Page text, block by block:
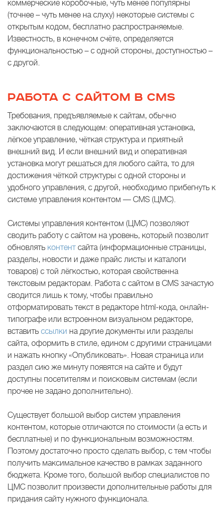
коммерческие коробочные, чуть менее популярны
(точнее – чуть менее на слуху) некоторые системы с
открытым кодом, бесплатно распространяемые.
Известность, в конечном счёте, определяется
функциональностью – с одной стороны, доступностью –
с другой.
РАБОТА С САЙТОМ В CMS
Требования, предъявляемые к сайтам, обычно
заключаются в следующем: оперативная установка,
лёгкое управление, чёткая структура и приятный
внешний вид. И если внешний вид и оперативная
установка могут решаться для любого сайта, то для
достижения чёткой структуры с одной стороны и
удобного управления, с другой, необходимо прибегнуть к
системе управления контентом — CMS (ЦМС).
Системы управления контентом (ЦМС) позволяют
сводить работу с сайтом на уровень, который позволит
обновлять контентсайта (информационные страницы,
разделы, новости и даже прайс листы и каталоги
товаров) с той лёгкостью, которая свойственна
текстовым редакторам. Работа с сайтом в CMS зачастую
сводится лишь к тому, чтобы правильно
отформатировать текст в редакторе html-кода, онлайн-
типографе или встроенном визуальном редакторе,
вставить ссылки на другие документы или разделы
сайта, оформить в стиле, едином с другими страницами
и нажать кнопку «Опубликовать». Новая страница или
раздел сию же минуту появятся на сайте и будут
доступны посетителям и поисковым системам (если
прочее не задано дополнительно).
Существует большой выбор систем управления
контентом, которые отличаются по стоимости (а есть и
бесплатные) и по функциональным возможностям.
Поэтому достаточно просто сделать выбор, с тем чтобы
получить максимальное качество в рамках заданного
бюджета. Кроме того, большой выбор специалистов по
ЦМС позволит произвести дополнительные работы для
придания сайту нужного функционала.